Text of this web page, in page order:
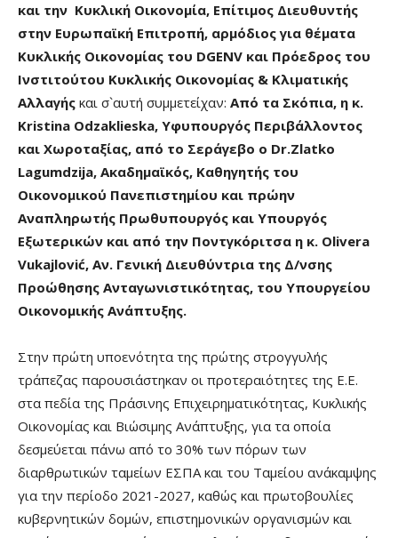
και την Κυκλική Οικονομία, Επίτιμος Διευθυντής
στην Ευρωπαϊκή Επιτροπή, αρμόδιος για θέματα
Κυκλικής Οικονομίας του DGENV και Πρόεδρος του
Ινστιτούτου Κυκλικής Οικονομίας & Κλιματικής
Αλλαγής και σ`αυτή συμμετείχαν: Από τα Σκόπια, η κ.
Κristina Odzaklieska, Υφυπουργός Περιβάλλοντος
και Χωροταξίας, από το Σεράγεβο ο Dr.Zlatko
Lagumdzija, Ακαδημαϊκός, Καθηγητής του
Οικονομικού Πανεπιστημίου και πρώην
Αναπληρωτής Πρωθυπουργός και Υπουργός
Εξωτερικών και από την Ποντγκόριτσα η κ. Olivera
Vukajlović, Αν. Γενική Διευθύντρια της Δ/νσης
Προώθησης Ανταγωνιστικότητας, του Υπουργείου
Οικονομικής Ανάπτυξης.
Στην πρώτη υποενότητα της πρώτης στρογγυλής
τράπεζας παρουσιάστηκαν οι προτεραιότητες της Ε.Ε.
στα πεδία της Πράσινης Επιχειρηματικότητας, Κυκλικής
Οικονομίας και Βιώσιμης Ανάπτυξης, για τα οποία
δεσμεύεται πάνω από το 30% των πόρων των
διαρθρωτικών ταμείων ΕΣΠΑ και του Ταμείου ανάκαμψης
για την περίοδο 2021-2027, καθώς και πρωτοβουλίες
κυβερνητικών δομών, επιστημονικών οργανισμών και